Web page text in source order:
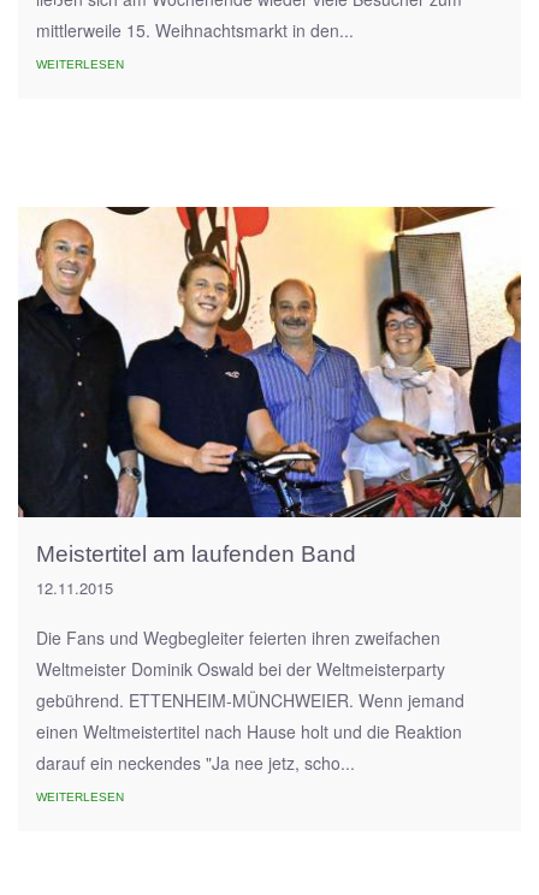
mittlerweile 15. Weihnachtsmarkt in den...
WEITERLESEN
Meistertitel am laufenden Band
12.11.2015
Die Fans und Wegbegleiter feierten ihren zweifachen
Weltmeister Dominik Oswald bei der Weltmeisterparty
gebührend. ETTENHEIM-MÜNCHWEIER. Wenn jemand
einen Weltmeistertitel nach Hause holt und die Reaktion
darauf ein neckendes "Ja nee jetz, scho...
WEITERLESEN